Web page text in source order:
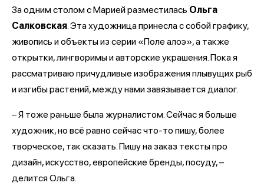
За одним столом с Марией разместилась Ольга
Салковская . Эта художница принесла с собой графику,
живопись и объекты из серии «Поле алоэ», а также
открытки, лингворимы и авторские украшения. Пока я
рассматриваю причудливые изображения плывущих рыб
и изгибы растений, между нами завязывается диалог.
– Я тоже раньше была журналистом. Сейчас я больше
художник, но всё равно сейчас что-то пишу, более
творческое, так сказать. Пишу на заказ тексты про
дизайн, искусство, европейские бренды, посуду, –
делится Ольга.